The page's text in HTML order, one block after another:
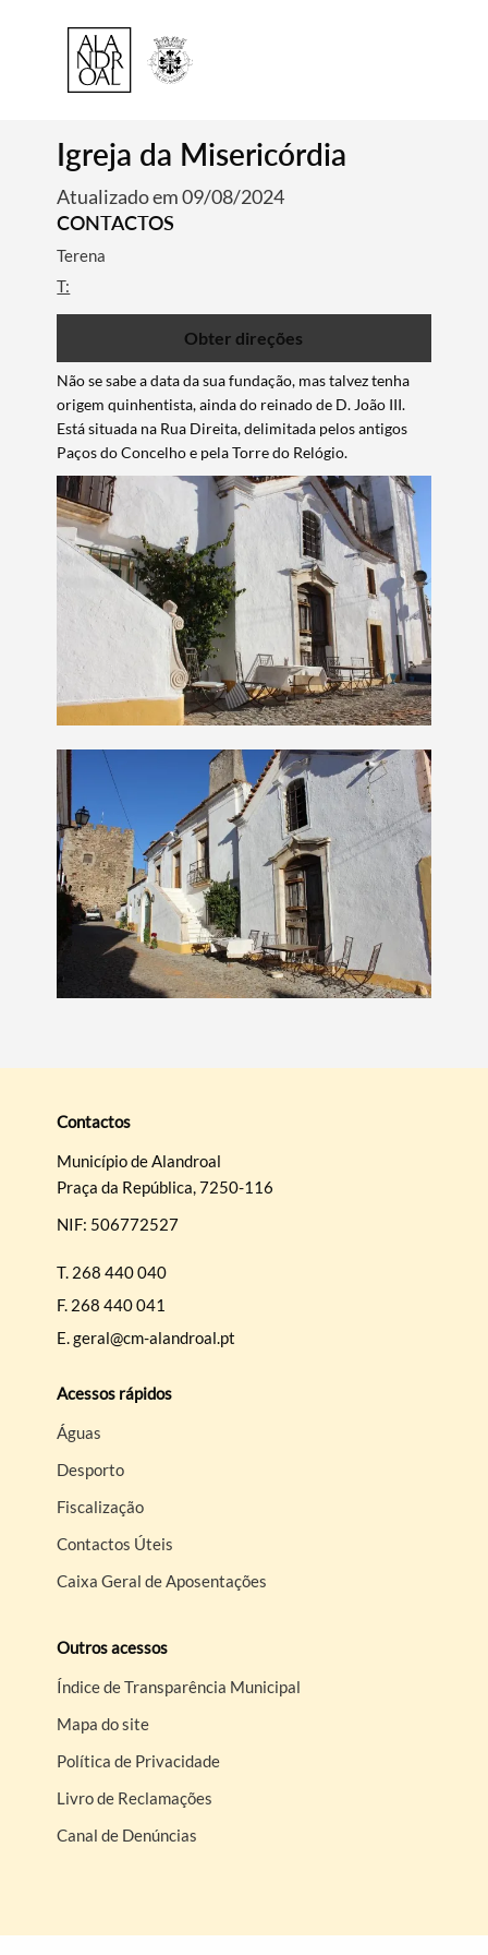
Termo de Pesquisa
Categorias gerais
Filtros
Igreja da Misericórdia
Atualizado em 09/08/2024
CONTACTOS
Terena
T:
Obter direções
Não se sabe a data da sua fundação, mas talvez tenha
origem quinhentista, ainda do reinado de D. João III.
Está situada na Rua Direita, delimitada pelos antigos
Paços do Concelho e pela Torre do Relógio.
Contactos
Município de Alandroal
Praça da República, 7250-116
NIF: 506772527
T. 268 440 040
F. 268 440 041
E.geral@cm-alandroal.pt
Acessos rápidos
Águas
Desporto
Fiscalização
Contactos Úteis
Caixa Geral de Aposentações
Outros acessos
Índice de Transparência Municipal
Mapa do site
Política de Privacidade
Livro de Reclamações
Canal de Denúncias